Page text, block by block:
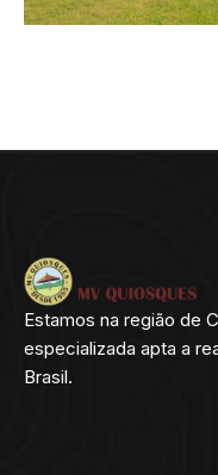
Estamos na região de
especializada apta a
Brasil.